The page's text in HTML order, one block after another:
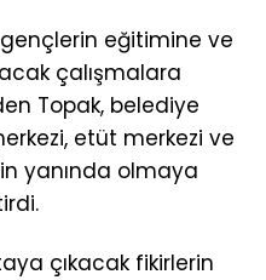
eğitimine ve
çalışmalara
Topak, belediye
etüt merkezi ve
yanında olmaya
çıkacak fikirlerin